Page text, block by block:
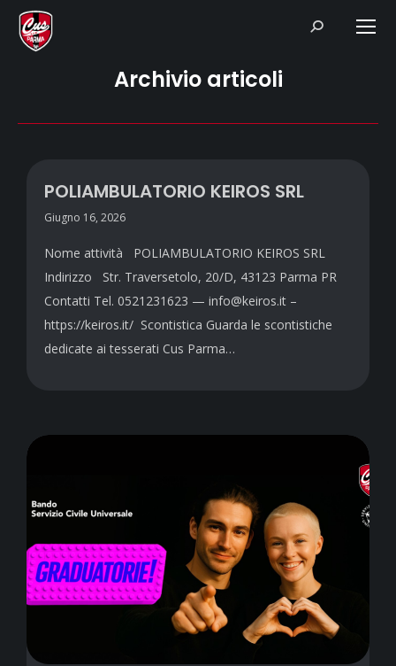
Search:
Archivio articoli
POLIAMBULATORIO KEIROS SRL
Giugno 16, 2026
Nome attività POLIAMBULATORIO KEIROS SRL
Indirizzo Str. Traversetolo, 20/D, 43123 Parma PR
Contatti Tel. 0521231623 — info@keiros.it –
https://keiros.it/ Scontistica Guarda le scontistiche
dedicate ai tesserati Cus Parma…